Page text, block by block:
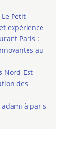
Petit
expérience
Paris :
au
Nord-Est
des
à paris